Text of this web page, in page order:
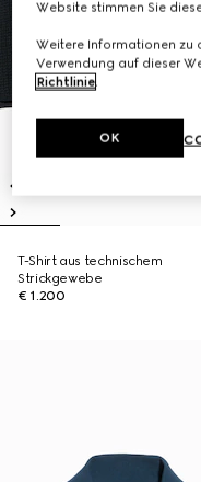
T-Shirt aus technischem
Strickgewebe
€ 1.200
Website stimmen Sie
Weitere Informationen zu
Verwendung auf dieser
Richtlinie.
OK